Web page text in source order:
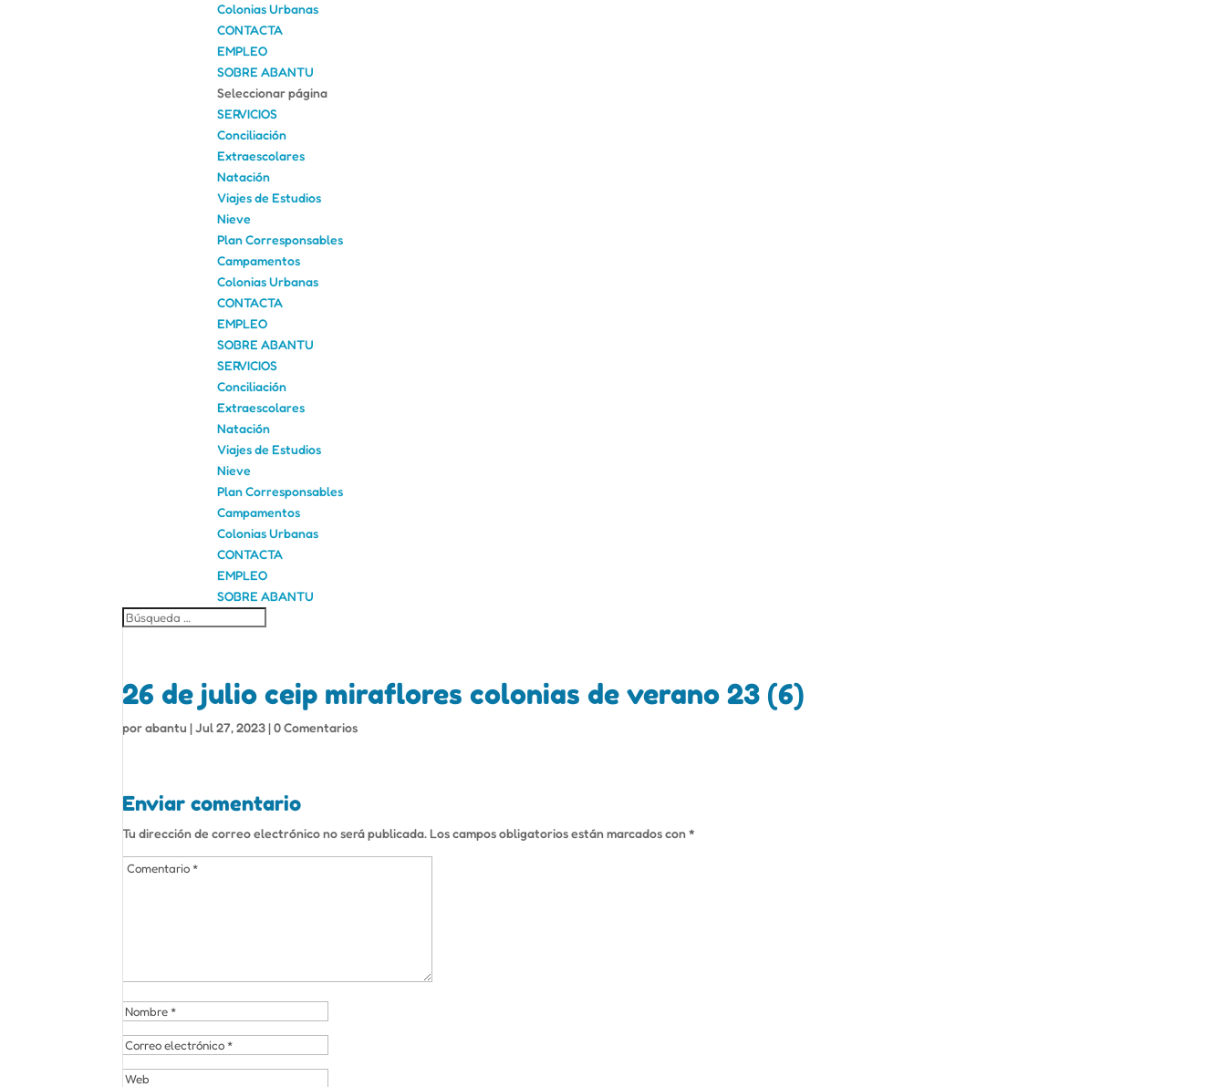
Colonias Urbanas
CONTACTA
EMPLEO
SOBRE ABANTU
Seleccionar página
SERVICIOS
Conciliación
Extraescolares
Natación
Viajes de Estudios
Nieve
Plan Corresponsables
Campamentos
Colonias Urbanas
CONTACTA
EMPLEO
SOBRE ABANTU
SERVICIOS
Conciliación
Extraescolares
Natación
Viajes de Estudios
Nieve
Plan Corresponsables
Campamentos
Colonias Urbanas
CONTACTA
EMPLEO
SOBRE ABANTU
26 de julio ceip miraflores colonias de verano 23 (6)
porabantu |Jul 27, 2023|0 Comentarios
Enviar comentario
Tu dirección de correo electrónico no será publicada. Los campos obligatorios están marcados con*